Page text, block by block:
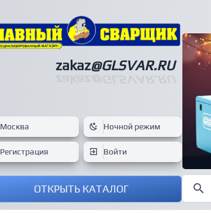
zakaz@GLSVAR.RU
Москва Ночной режим
Регистрация Войти
ОТКРЫТЬ КАТАЛОГ